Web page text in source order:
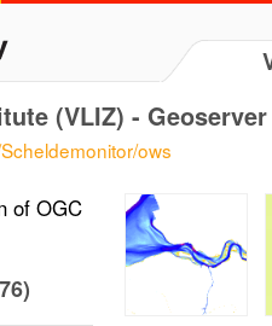
(VLIZ) -
ows
of OGC